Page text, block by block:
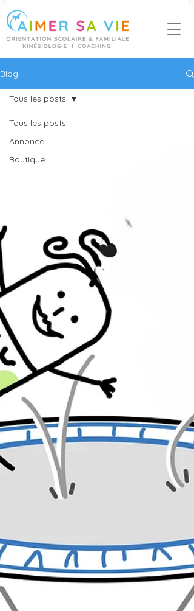
Blog
Tous les posts
Annonce
Boutique
Tous les posts